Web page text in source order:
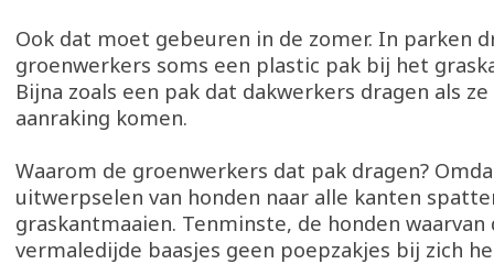
Ook dat moet gebeuren in de zomer. In parken
groenwerkers soms een plastic pak bij het
Bijna zoals een pak dat dakwerkers dragen als
aanraking komen.
Waarom de groenwerkers dat pak dragen?
uitwerpselen van honden naar alle kanten
graskantmaaien. Tenminste, de honden waarvan
vermaledijde baasjes geen poepzakjes bij zich